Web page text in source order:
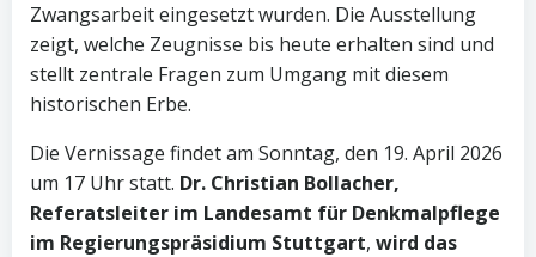
Zwangsarbeit eingesetzt wurden. Die Ausstellung
zeigt, welche Zeugnisse bis heute erhalten sind und
stellt zentrale Fragen zum Umgang mit diesem
historischen Erbe.
Die Vernissage findet am Sonntag, den 19. April 2026
um 17 Uhr statt. Dr. Christian Bollacher,
Referatsleiter im Landesamt für Denkmalpflege
im Regierungspräsidium Stuttgart, wird das